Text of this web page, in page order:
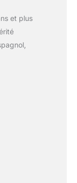
et plus